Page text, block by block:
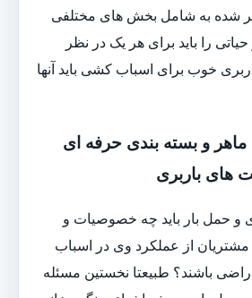
شده به شامل بخش های مختلفی
را باید برای هر یک در نظر
خوب برای اسباب کشی باید آنها
ماهر و بسته بندی حرفه ای
های باربری
و حمل بار باید چه خصوصیات و
از عملکرد وی در اسباب
باشند؟ طبیعتا نخستین مسئله